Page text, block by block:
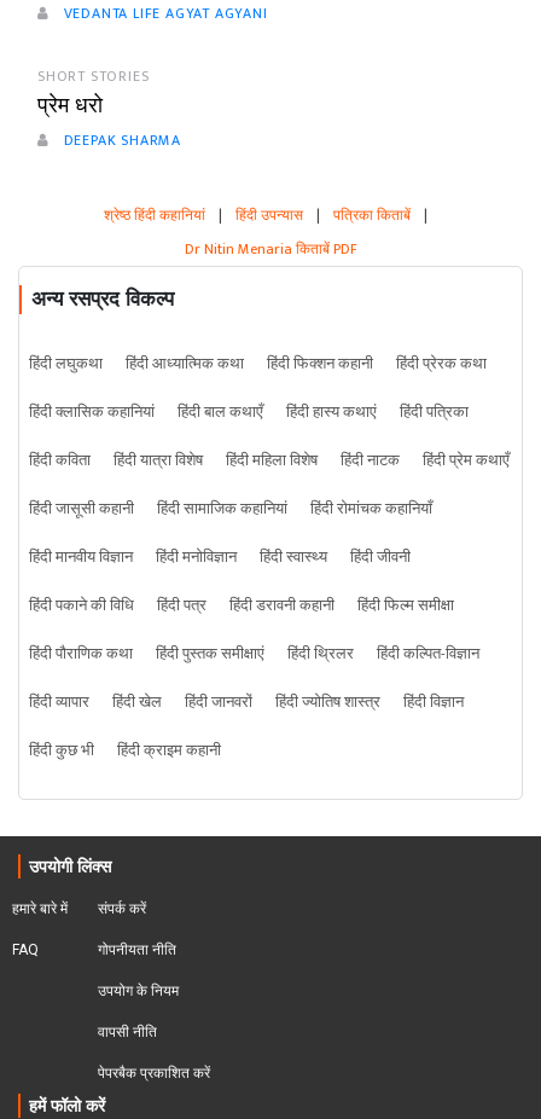
VEDANTA LIFE AGYAT AGYANI
SHORT STORIES
प्रेम धरो
DEEPAK SHARMA
श्रेष्ठ हिंदी कहानियां | हिंदी उपन्यास | पत्रिका किताबें |
Dr Nitin Menaria किताबें PDF
अन्य रसप्रद विकल्प
हिंदी लघुकथा हिंदी आध्यात्मिक कथा हिंदी फिक्शन कहानी
हिंदी प्रेरक कथा
हिंदी क्लासिक कहानियां
हिंदी बाल कथाएँ हिंदी हास्य कथाएं
हिंदी पत्रिका
हिंदी कविता
हिंदी यात्रा विशेष हिंदी महिला विशेष हिंदी नाटक
हिंदी प्रेम कथाएँ
हिंदी जासूसी कहानी
हिंदी सामाजिक कहानियां
हिंदी रोमांचक कहानियाँ
हिंदी मानवीय विज्ञान
हिंदी मनोविज्ञान हिंदी स्वास्थ्य
हिंदी जीवनी
हिंदी पकाने की विधि
हिंदी पत्र हिंदी डरावनी कहानी
हिंदी फिल्म समीक्षा
हिंदी पौराणिक कथा
हिंदी पुस्तक समीक्षाएं हिंदी थ्रिलर
हिंदी कल्पित-विज्ञान
हिंदी व्यापार
हिंदी खेल हिंदी जानवरों हिंदी ज्योतिष शास्त्र
हिंदी विज्ञान
हिंदी कुछ भी
हिंदी क्राइम कहानी
उपयोगी लिंक्स
हमारे बारे में
FAQ
संपर्क करें
गोपनीयता नीति
उपयोग के नियम
वापसी नीति
पेपरबैक प्रकाशित करें
हमें फॉलो करें